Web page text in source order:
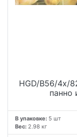
HGD/B56/4x/
панно
В упаковке: 5 шт
Вес: 2.98 кг